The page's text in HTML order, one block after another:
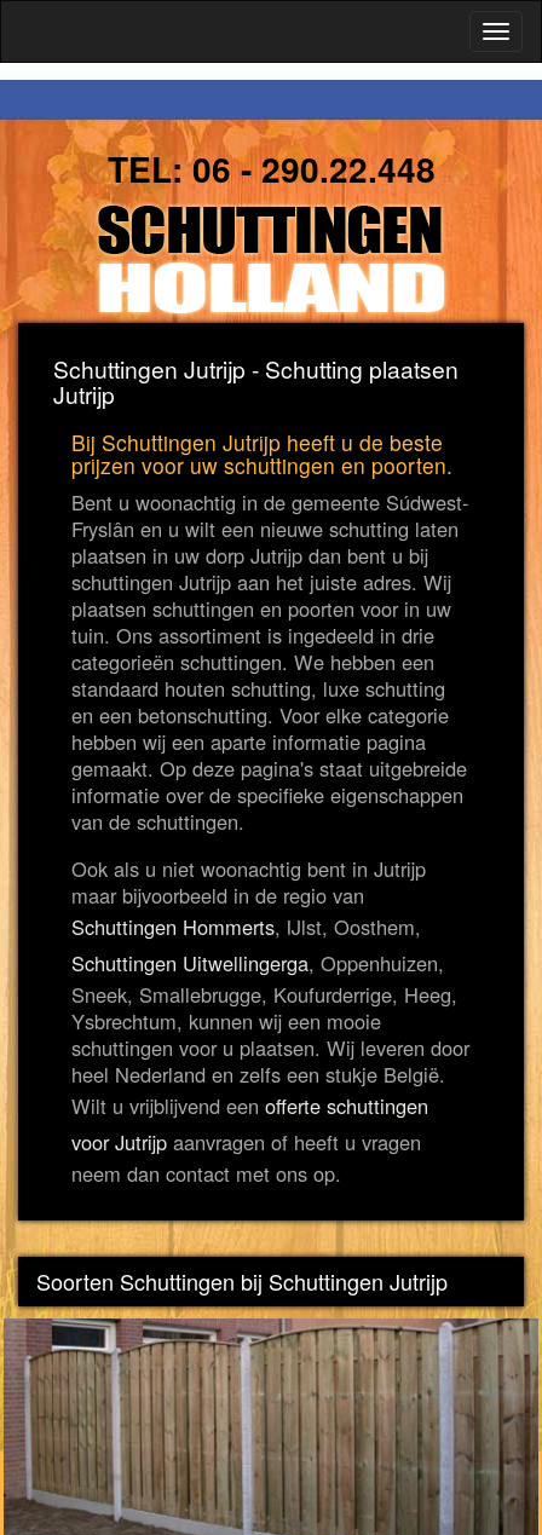
TEL:06 - 290.22.448
Schuttingen Jutrijp - Schutting plaatsen
Jutrijp
Bij Schuttingen Jutrijp heeft u de beste
prijzen voor uw schuttingen en poorten.
Bent u woonachtig in de gemeente Súdwest-
Fryslân en u wilt een nieuwe schutting laten
plaatsen in uw dorp Jutrijp dan bent u bij
schuttingen Jutrijp aan het juiste adres. Wij
plaatsen schuttingen en poorten voor in uw
tuin. Ons assortiment is ingedeeld in drie
categorieën schuttingen. We hebben een
standaard houten schutting, luxe schutting
en een betonschutting. Voor elke categorie
hebben wij een aparte informatie pagina
gemaakt. Op deze pagina's staat uitgebreide
informatie over de specifieke eigenschappen
van de schuttingen.
Ook als u niet woonachtig bent in Jutrijp
maar bijvoorbeeld in de regio van
Schuttingen Hommerts, IJlst, Oosthem,
Schuttingen Uitwellingerga, Oppenhuizen,
Sneek, Smallebrugge, Koufurderrige, Heeg,
Ysbrechtum, kunnen wij een mooie
schuttingen voor u plaatsen. Wij leveren door
heel Nederland en zelfs een stukje België.
Wilt u vrijblijvend een offerte schuttingen
voor Jutrijp aanvragen of heeft u vragen
neem dan contact met ons op.
Soorten Schuttingen bij Schuttingen Jutrijp